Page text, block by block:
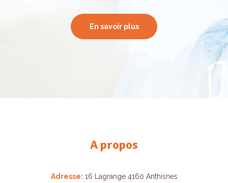
En savoir plus
A propos
Adresse: 16 Lagrange 4160 Anthisnes